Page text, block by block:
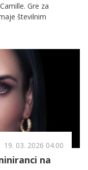
Gre za
številnim
19. 03. 2026 04.00
na